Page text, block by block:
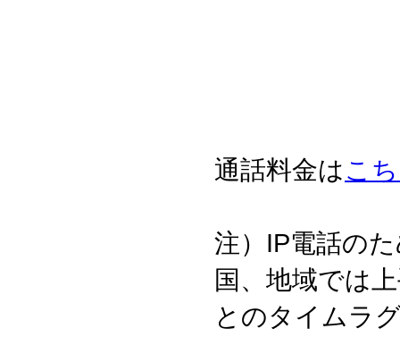
通話料金はこ
注）IP電話の
国、地域では
とのタイムラ